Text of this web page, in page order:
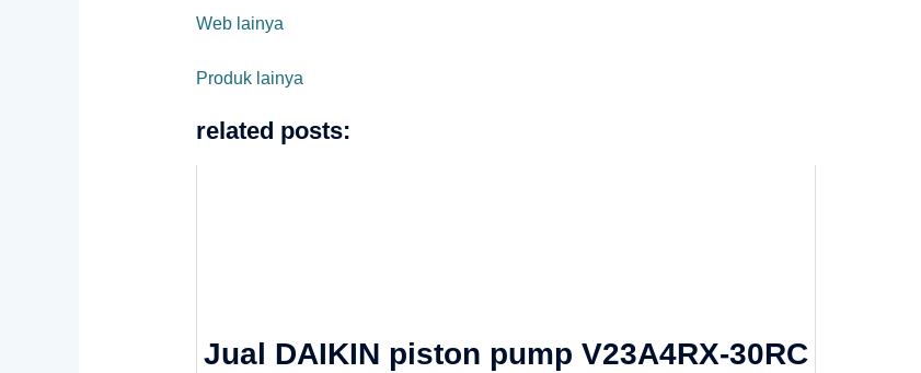
Web lainya
Produk lainya
related posts:
Jual DAIKIN piston pump V23A4RX-30RC